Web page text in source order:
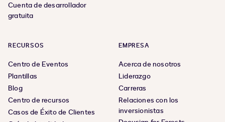
Cuenta de desarrollador
gratuita
RECURSOS
Centro de Eventos
Plantillas
Blog
Centro de recursos
Casos de Éxito de Clientes
EMPRESA
Acerca de nosotros
Liderazgo
Carreras
Relaciones con los
inversionistas